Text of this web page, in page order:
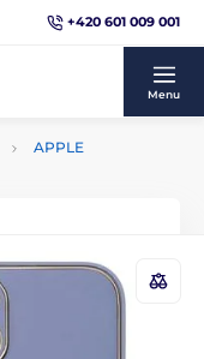
+420 601 009 001
Menu
APPLE